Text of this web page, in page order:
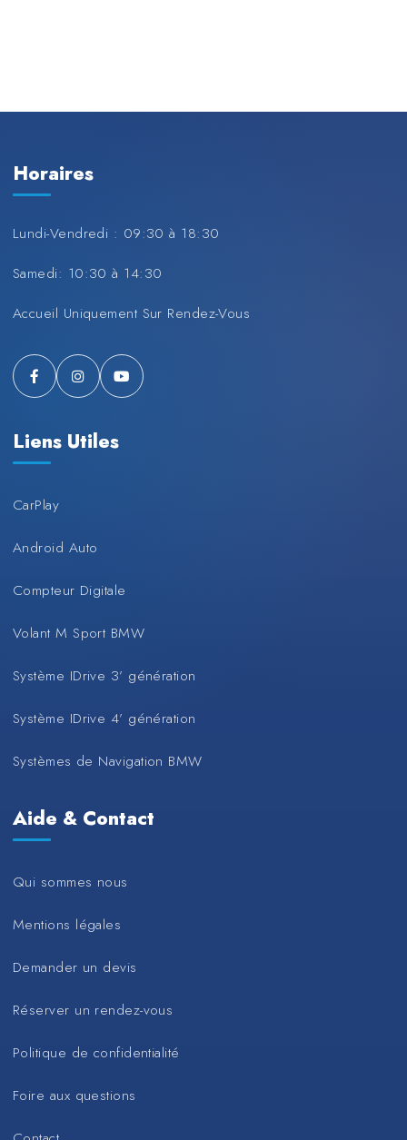
Horaires
Lundi-Vendredi : 09:30 à 18:30
Samedi: 10:30 à 14:30
Accueil Uniquement Sur Rendez-Vous
Liens Utiles
CarPlay
Android Auto
Compteur Digitale
Volant M Sport BMW
Système IDrive 3’ génération
Système IDrive 4’ génération
Systèmes de Navigation BMW
Aide & Contact
Qui sommes nous
Mentions légales
Demander un devis
Réserver un rendez-vous
Politique de confidentialité
Foire aux questions